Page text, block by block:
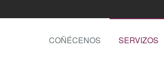
COÑÉCENOS SERVIZOS